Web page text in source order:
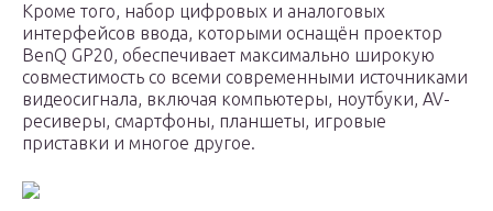
Кроме того, набор цифровых и аналоговых
интерфейсов ввода, которыми оснащён проектор
BenQ GP20, обеспечивает максимально широкую
совместимость со всеми современными источниками
видеосигнала, включая компьютеры, ноутбуки, AV-
ресиверы, смартфоны, планшеты, игровые
приставки и многое другое.